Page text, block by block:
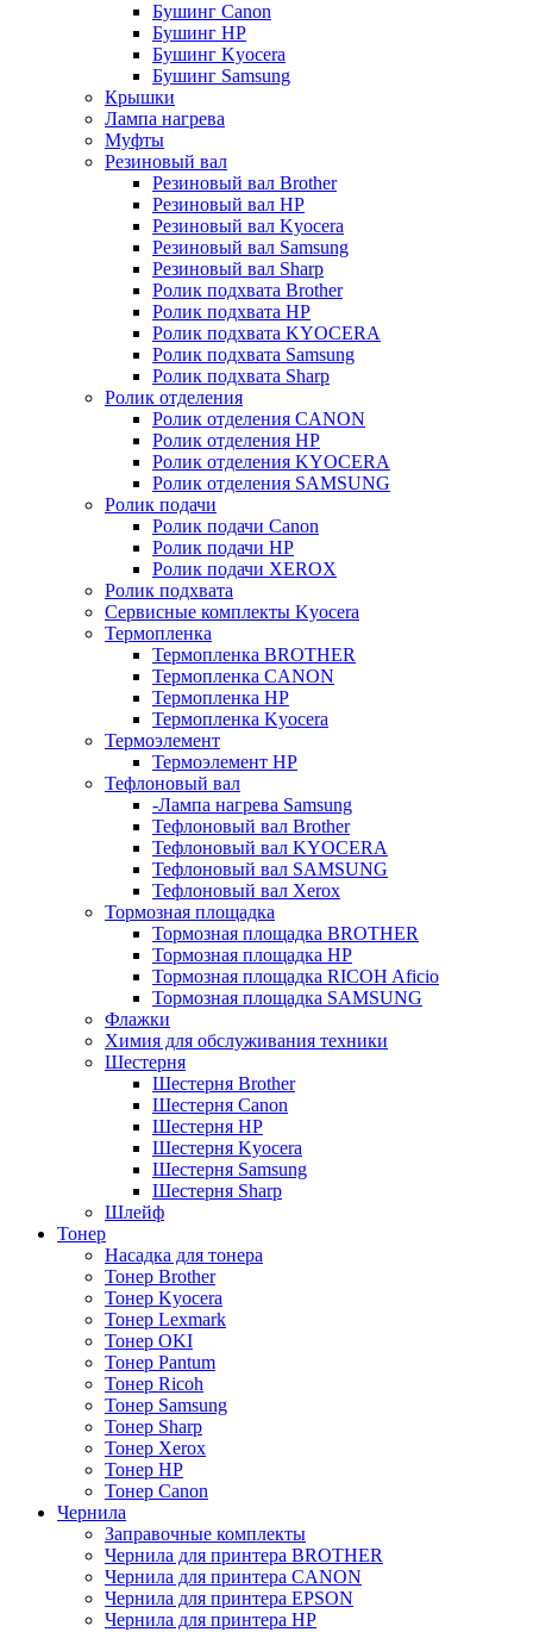
Бушинг Canon
Бушинг HP
Бушинг Kyocera
Бушинг Samsung
Крышки
Лампа нагрева
Муфты
Резиновый вал
Резиновый вал Brother
Резиновый вал HP
Резиновый вал Kyocera
Резиновый вал Samsung
Резиновый вал Sharp
Ролик подхвата Brother
Ролик подхвата HP
Ролик подхвата KYOCERA
Ролик подхвата Samsung
Ролик подхвата Sharp
Ролик отделения
Ролик отделения CANON
Ролик отделения HP
Ролик отделения KYOCERA
Ролик отделения SAMSUNG
Ролик подачи
Ролик подачи Canon
Ролик подачи HP
Ролик подачи XEROX
Ролик подхвата
Сервисные комплекты Kyocera
Термопленка
Термопленка BROTHER
Термопленка CANON
Термопленка HP
Термопленка Kyocera
Термоэлемент
Термоэлемент НР
Тефлоновый вал
-Лампа нагрева Samsung
Тефлоновый вал Brother
Тефлоновый вал KYOCERA
Тефлоновый вал SAMSUNG
Тефлоновый вал Xerox
Тормозная площадка
Тормозная площадка BROTHER
Тормозная площадка HP
Тормозная площадка RICOH Aficio
Тормозная площадка SAMSUNG
Флажки
Химия для обслуживания техники
Шестерня
Шестерня Brother
Шестерня Canon
Шестерня HP
Шестерня Kyocera
Шестерня Samsung
Шестерня Sharp
Шлейф
Тонер
Насадка для тонера
Тонер Brother
Тонер Kyocera
Тонер Lexmark
Тонер OKI
Тонер Pantum
Тонер Ricoh
Тонер Samsung
Тонер Sharp
Тонер Xerox
Тонер НР
Тонер Саnon
Чернила
Заправочные комплекты
Чернила для принтера BROTHER
Чернила для принтера CANON
Чернила для принтера EPSON
Чернила для принтера HP